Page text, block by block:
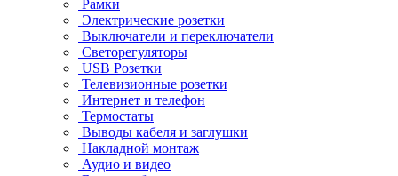
Рамки
Электрические розетки
Выключатели и переключатели
Светорегуляторы
USB Розетки
Телевизионные розетки
Интернет и телефон
Термостаты
Выводы кабеля и заглушки
Накладной монтаж
Аудио и видео